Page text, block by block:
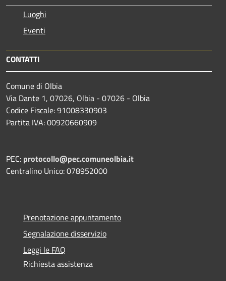
Luoghi
Eventi
CONTATTI
Comune di Olbia
Via Dante 1, 07026, Olbia - 07026 - Olbia
Codice Fiscale: 91008330903
Partita IVA: 00920660909
PEC: protocollo@pec.comuneolbia.it
Centralino Unico: 078952000
Prenotazione appuntamento
Segnalazione disservizio
Leggi le FAQ
Richiesta assistenza